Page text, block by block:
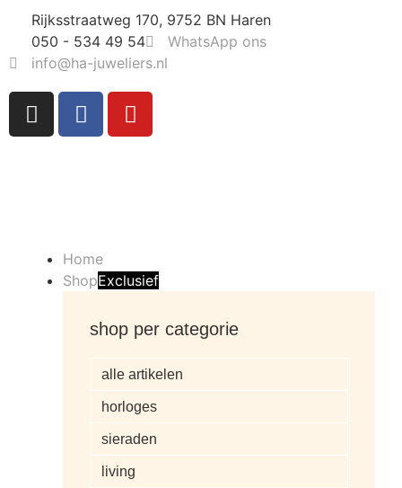
Rijksstraatweg 170, 9752 BN Haren
050 - 534 49 54
WhatsApp ons
info@ha-juweliers.nl
Home
ShopExclusief
shop per categorie
alle artikelen
horloges
sieraden
living